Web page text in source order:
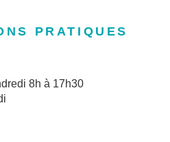
PRATIQUES
8h à 17h30